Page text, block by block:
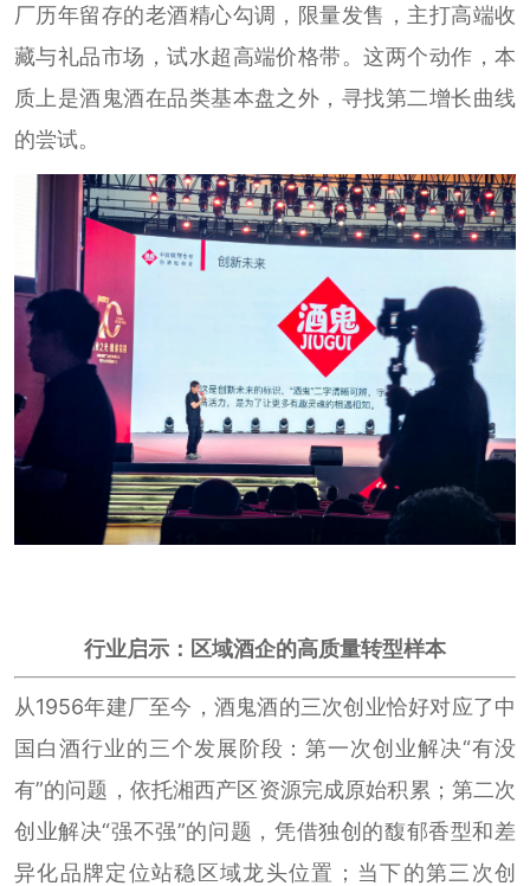
厂历年留存的老酒精心勾调，限量发售，主打高端收
藏与礼品市场，试水超高端价格带。这两个动作，本
质上是酒鬼酒在品类基本盘之外，寻找第二增长曲线
的尝试。
行业启示：区域酒企的高质量转型样本
从1956年建厂至今，酒鬼酒的三次创业恰好对应了中
国白酒行业的三个发展阶段：第一次创业解决“有没
有”的问题，依托湘西产区资源完成原始积累；第二次
创业解决“强不强”的问题，凭借独创的馥郁香型和差
异化品牌定位站稳区域龙头位置；当下的第三次创